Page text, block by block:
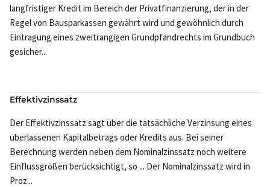
langfristiger Kredit im Bereich der Privatfinanzierung, der in der
Regel von Bausparkassen gewährt wird und gewöhnlich durch
Eintragung eines zweitrangigen Grundpfandrechts im Grundbuch
gesicher...
Effektivzinssatz
Der Effektivzinssatz sagt über die tatsächliche Verzinsung eines
überlassenen Kapitalbetrags oder Kredits aus. Bei seiner
Berechnung werden neben dem Nominalzinssatz noch weitere
Einflussgrößen berücksichtigt, so ... Der Nominalzinssatz wird in
Proz...